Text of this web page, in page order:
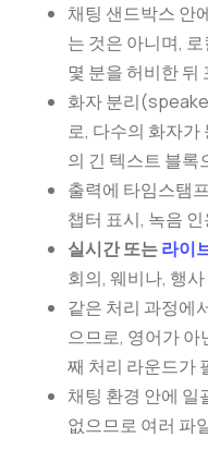
채팅 샌드박스 안
는 것은 아니며,
몇 분을 허비한 뒤
화자 분리
로, 다수의 화자가
의 긴 텍스트 블록
출력에 타임스탬
챕터 표시, 녹음
실시간 또는라이
회의, 웨비나, 행
같은 처리 과정에
으므로, 영어가 아
째 처리 라운드가
채팅 환경 안에 일
없으므로 여러 파